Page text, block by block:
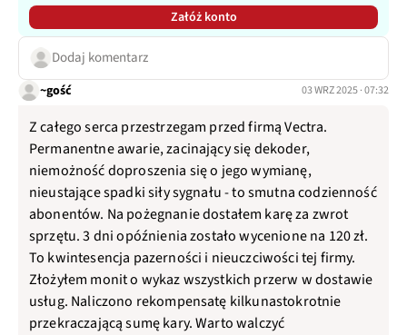
Załóż konto
Dodaj komentarz
~gość 03 WRZ 2025 · 07:32
Z całego serca przestrzegam przed firmą Vectra.
Permanentne awarie, zacinający się dekoder,
niemożność doproszenia się o jego wymianę,
nieustające spadki siły sygnału - to smutna codzienność
abonentów. Na pożegnanie dostałem karę za zwrot
sprzętu. 3 dni opóźnienia zostało wycenione na 120 zł.
To kwintesencja pazerności i nieuczciwości tej firmy.
Złożyłem monit o wykaz wszystkich przerw w dostawie
usług. Naliczono rekompensatę kilkunastokrotnie
przekraczającą sumę kary. Warto walczyć